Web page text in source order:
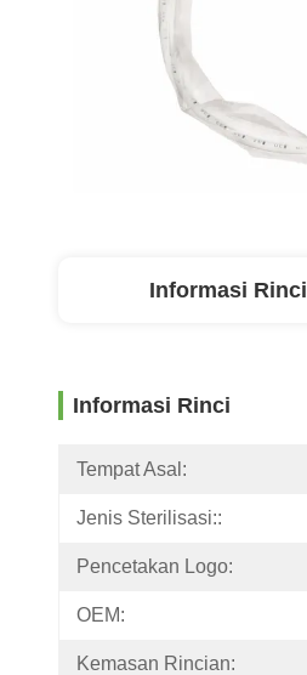
Informasi Rinci
Informasi Rinci
Tempat Asal:
Jenis Sterilisasi::
Pencetakan Logo:
OEM:
Kemasan Rincian: